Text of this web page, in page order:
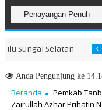
Selatan KTB AGT
AndaPengunjung ke
Beranda Pemkab
Zairullah Azhar Prihatin